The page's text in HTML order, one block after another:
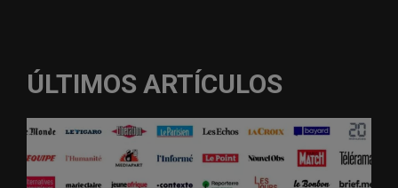
ÚLTIMOS ARTÍCULOS